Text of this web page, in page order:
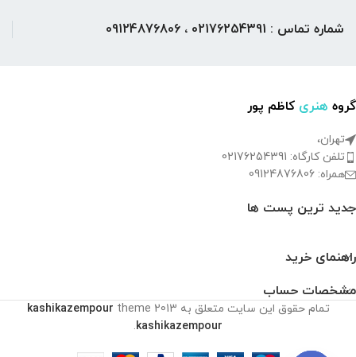
شماره تماس : 02176254391 ، 09124876806
گروه هنری کاظم پور
تهران،
تلفن کارگاه: 02176254391
همراه: 09124876806
جدید ترین پست ها
راهنمای خرید
مشخصات حساب
تمام حقوق این سایت متعلق به kashikazempour theme 2013
kashikazempour
.